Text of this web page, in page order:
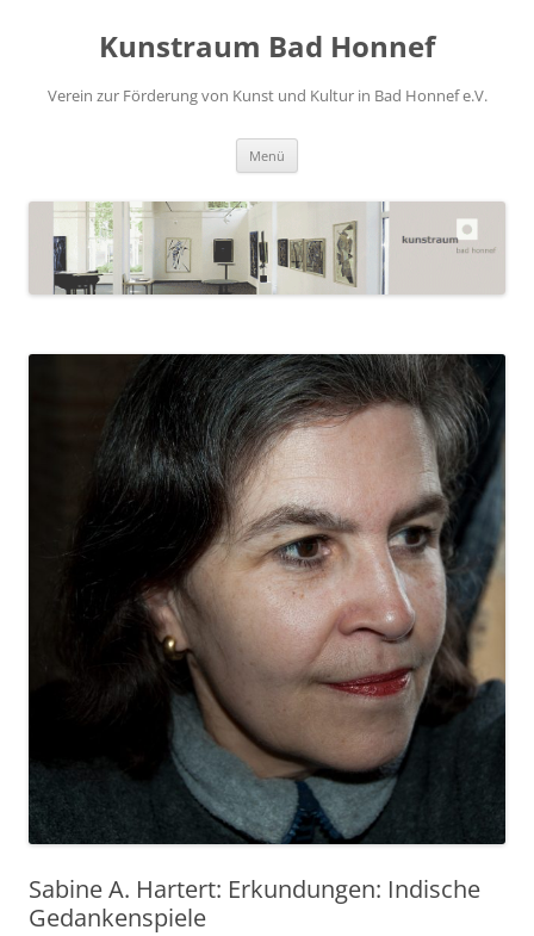
Kunstraum Bad Honnef
Verein zur Förderung von Kunst und Kultur in Bad Honnef e.V.
Menü
Sabine A. Hartert: Erkundungen: Indische
Gedankenspiele